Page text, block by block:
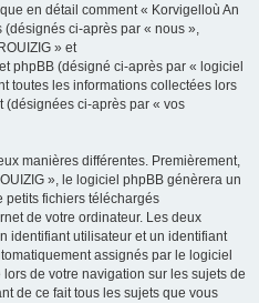
en détail comment « Korvigelloù An
(désignés ci-après par « nous »,
» et
phpBB (désigné ci-après par « logiciel
toutes les informations collectées lors
(désignées ci-après par « vos
manières différentes. Premièrement,
», le logiciel phpBB génèrera un
petits fichiers téléchargés
de votre ordinateur. Les deux
identifiant utilisateur et un identifiant
assignés par le logiciel
de votre navigation sur les sujets de
de ce fait tous les sujets que vous